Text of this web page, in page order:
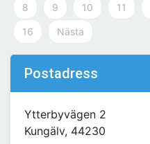
8 9 10 11
16 Nästa
Postadress
Ytterbyvägen 2
Kungälv, 44230